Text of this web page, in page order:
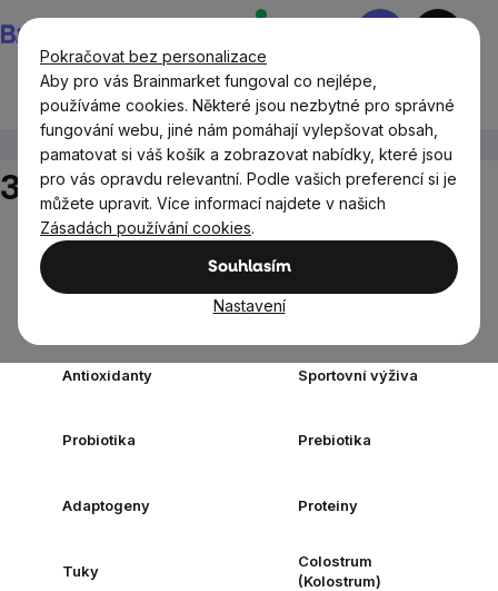
Pokračovat bez personalizace
Aby pro vás Brainmarket fungoval co nejlépe,
používáme cookies. Některé jsou nezbytné pro správné
fungování webu, jiné nám pomáhají vylepšovat obsah,
pamatovat si váš košík a zobrazovat nabídky, které jsou
pro vás opravdu relevantní. Podle vašich preferencí si je
můžete upravit. Více informací najdete v našich
Zásadách používání cookies.
Souhlasím
Nastavení
na
obsah
Nákupní
Doplňky stravy a výživa 30 softgelových kapslí
30 softgelových kapslí
Doplňky stravy
Minerály a
Antioxidanty Sportovní výživa
Probiotika Prebiotika
Adaptogeny Proteiny
Tuky
Colostrum
(Kolostrum)